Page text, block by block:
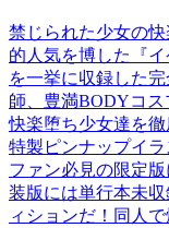
禁じられた少女の
的人気を博した『
を一挙に収録した
師、豊満BODYコ
快楽堕ち少女達を
特製ピンナップイ
ファン必見の限定
装版には単行本未
ィションだ！同人